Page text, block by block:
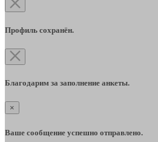
Профиль сохранён.
Благодарим за заполнение анкеты.
×
Ваше сообщение успешно отправлено.